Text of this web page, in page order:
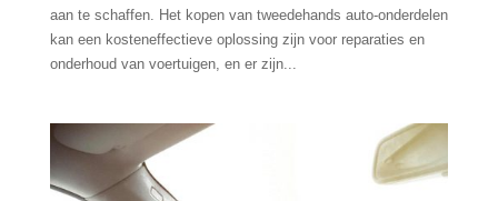
aan te schaffen. Het kopen van tweedehands auto-onderdelen
kan een kosteneffectieve oplossing zijn voor reparaties en
onderhoud van voertuigen, en er zijn...